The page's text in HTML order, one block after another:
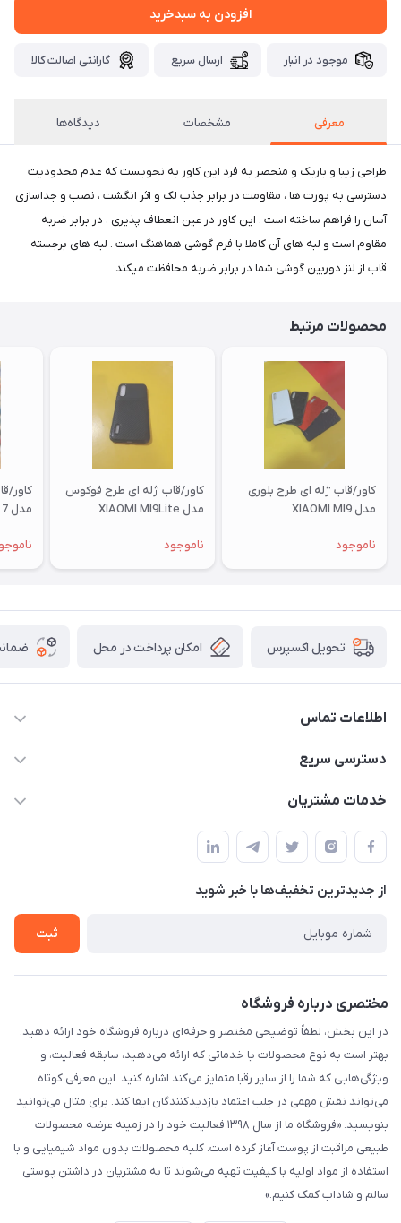
افزودن به سبدخرید
موجود در انبار ارسال سریع گارانتی اصالت کالا
معرفی مشخصات دیدگاه‌ها
طراحی زیبا و باریک و منحصر به فرد این کاور به نحویست که عدم محدودیت
دسترسی به پورت ها ، مقاومت در برابر جذب لک و اثر انگشت ، نصب و جداسازی
آسان را فراهم ساخته است . این کاور در عین انعطاف پذیری ، در برابر ضربه
مقاوم است و لبه های آن کاملا با فرم گوشی هماهنگ است . لبه های برجسته
قاب از لنز دوربین گوشی شما در برابر ضربه محافظت میکند .
محصولات مرتبط
کاور/قاب ژله ای طرح بلوری
مدل XIAOMI MI9
ناموجود
کاور/قاب ژله ای طرح فوکوس
مدل XIAOMI MI9Lite
ناموجود
کاور/
مدل XIAOMI RM 7
تحویل اکسپرس امکان پرداخت در محل
اطلاعات تماس
09332394024-09120346631
دسترسی سریع
حساب کاربری
لیست محصولات
درباره ما
خدمات مشتریان
قوانین و مقررات
حریم خصوصی
راهنما
از جدید‌ترین تخفیف‌ها با‌ خبر شوید
ثبت
مختصری درباره فروشگاه
در این بخش، لطفاً توضیحی مختصر و حرفه‌ای درباره فروشگاه خود ارائه دهید.
بهتر است به نوع محصولات یا خدماتی که ارائه می‌دهید، سابقه فعالیت، و
ویژگی‌هایی که شما را از سایر رقبا متمایز می‌کند اشاره کنید. این معرفی کوتاه
می‌تواند نقش مهمی در جلب اعتماد بازدیدکنندگان ایفا کند. برای مثال می‌توانید
بنویسید: «فروشگاه ما از سال ۱۳۹۸ فعالیت خود را در زمینه عرضه محصولات
طبیعی مراقبت از پوست آغاز کرده است. کلیه محصولات بدون مواد شیمیایی و با
استفاده از مواد اولیه با کیفیت تهیه می‌شوند تا به مشتریان در داشتن پوستی
سالم و شاداب کمک کنیم.»